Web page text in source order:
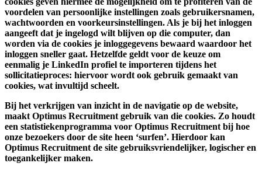
voordelen van persoonlijke instellingen zoals gebruikersnamen,
wachtwoorden en voorkeursinstellingen. Als je bij het inloggen
aangeeft dat je ingelogd wilt blijven op die computer, dan
worden via de cookies je inloggegevens bewaard waardoor het
inloggen sneller gaat. Hetzelfde geldt voor de keuze om
eenmalig je LinkedIn profiel te importeren tijdens het
sollicitatieproces: hiervoor wordt ook gebruik gemaakt van
cookies, wat invultijd scheelt.
Bij het verkrijgen van inzicht in de navigatie op de website,
maakt Optimus Recruitment gebruik van die cookies. Zo houdt
een statistiekenprogramma voor Optimus Recruitment bij hoe
onze bezoekers door de site heen ‘surfen’. Hierdoor kan
Optimus Recruitment de site gebruiksvriendelijker, logischer en
toegankelijker maken.